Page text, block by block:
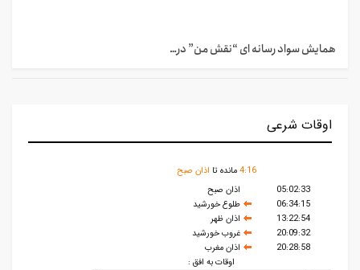
همایش سواد رسانه ای “نقش من” در…
اوقات شرعی
4:16 مانده تا اذان صبح
05:02:33
اذان صبح
06:34:15
طلوع خورشید
13:22:54
اذان ظهر
20:09:32
غروب خورشید
20:28:58
اذان مغرب
اوقات به افق :